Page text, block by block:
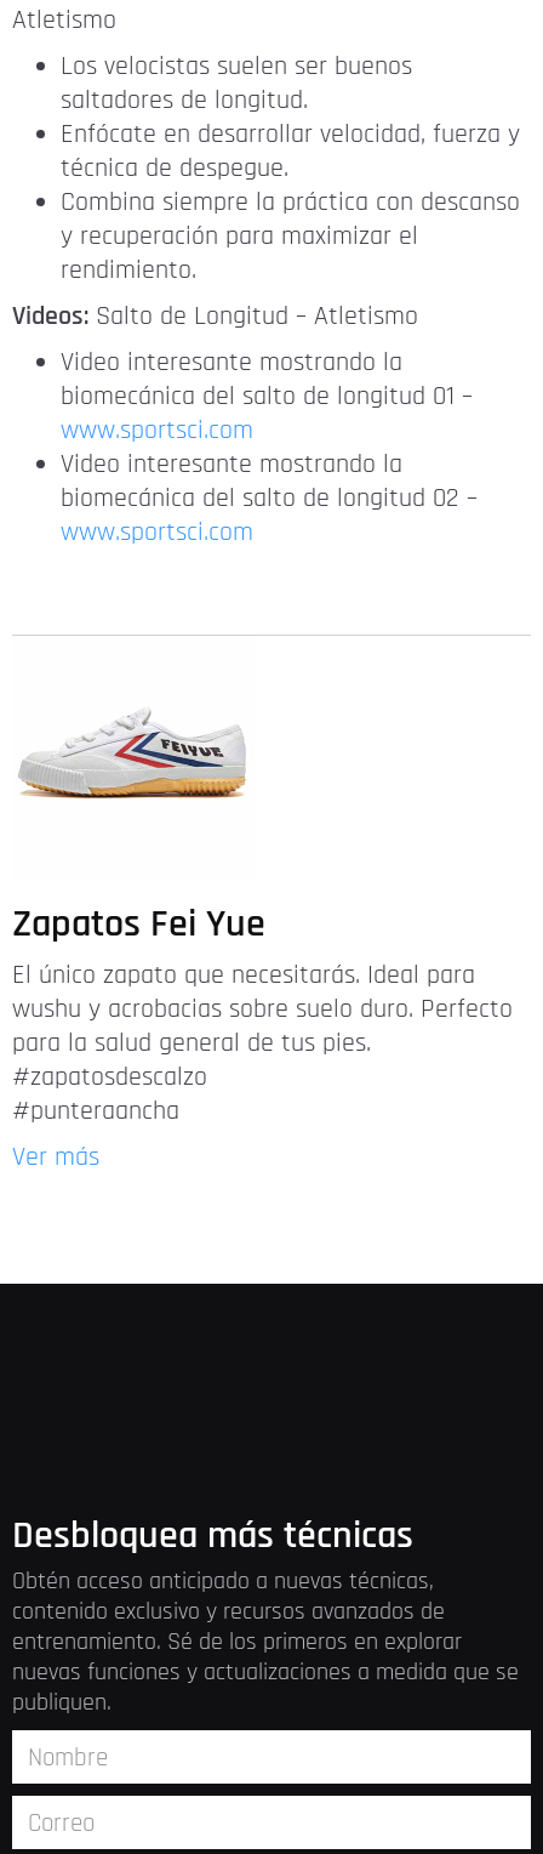
Atletismo
Los velocistas suelen ser buenos
saltadores de longitud.
Enfócate en desarrollar velocidad, fuerza y
técnica de despegue.
Combina siempre la práctica con descanso
y recuperación para maximizar el
rendimiento.
Videos: Salto de Longitud – Atletismo
Video interesante mostrando la
biomecánica del salto de longitud 01 –
www.sportsci.com
Video interesante mostrando la
biomecánica del salto de longitud 02 –
www.sportsci.com
Zapatos Fei Yue
El único zapato que necesitarás. Ideal para
wushu y acrobacias sobre suelo duro. Perfecto
para la salud general de tus pies.
#zapatosdescalzo
#punteraancha
Ver más
Desbloquea más técnicas
Obtén acceso anticipado a nuevas técnicas,
contenido exclusivo y recursos avanzados de
entrenamiento. Sé de los primeros en explorar
nuevas funciones y actualizaciones a medida que se
publiquen.